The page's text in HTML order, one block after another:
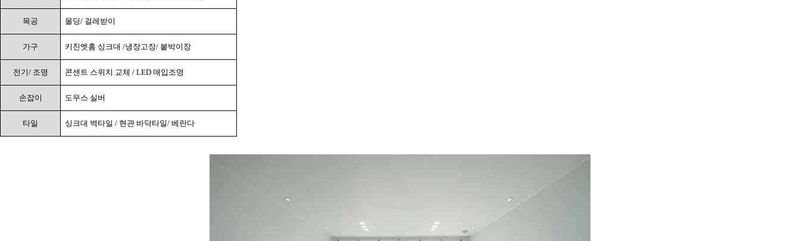
목공 몰딩/ 걸레받이
가구 키친엣홈 싱크대 /냉장고장/ 붙박이장
전기/ 조명 콘센트 스위치 교체 / LED 매입조명
손잡이 도무스 실버
타일 싱크대 벽타일 / 현관 바닥타일/ 베란다